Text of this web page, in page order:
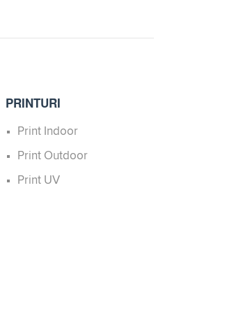
PRINTURI
Print Indoor
Print Outdoor
Print UV